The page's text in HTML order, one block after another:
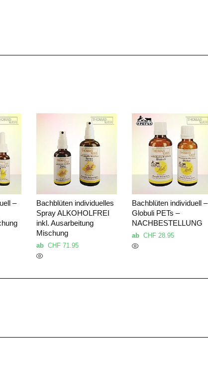
–
Bachblüten individuelles
Spray ALKOHOLFREI
inkl. Ausarbeitung
Mischung
ab CHF71.95
Bachblüten individuell –
Globuli PETs –
NACHBESTELLUNG
ab CHF28.95